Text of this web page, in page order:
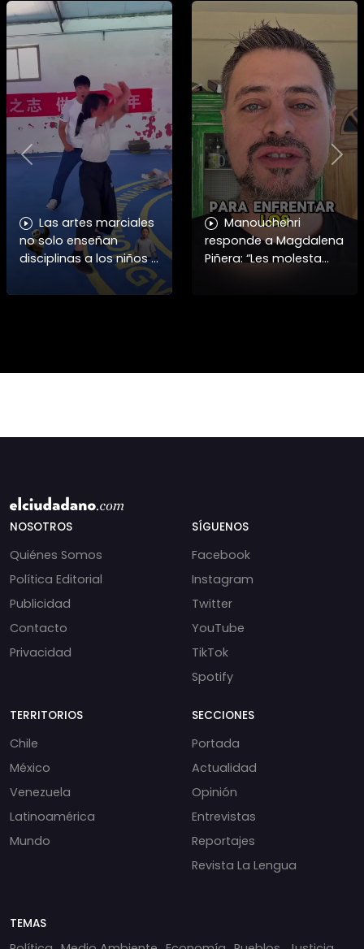
Las artes marciales
no solo enseñan
disciplinas a los niños y
niñas si no también ser
honorables #deporte
Manouchehri
responde a Magdalena
Piñera: “Les molesta
Previous
NOSOTROS
Quiénes Somos
Política Editorial
Publicidad
Contacto
Privacidad
SÍGUENOS
Facebook
Instagram
Twitter
YouTube
TikTok
Spotify
TERRITORIOS
Chile
México
Venezuela
Latinoamérica
Mundo
SECCIONES
Portada
Actualidad
Opinión
Entrevistas
Reportajes
Revista La Lengua
TEMAS